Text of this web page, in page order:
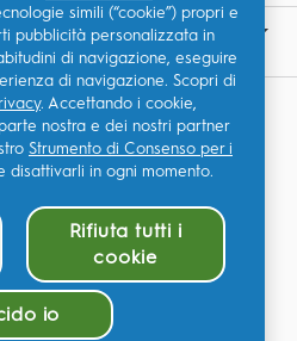
simili (“cookie”) propri e
pubblicità personalizzata in
di navigazione, eseguire
di navigazione. Scopri di
. Accettando i cookie,
nostra e dei nostri partner
Strumento di Consenso per i
disattivarli in ogni momento.
Rifiuta tutti i
cookie
io